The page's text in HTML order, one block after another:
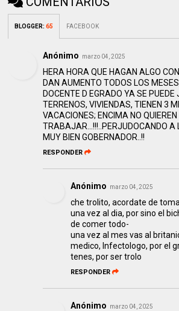
BLOGGER:65 FACEBOOK
Anónimo marzo 04, 2025
HERA HORA QUE HAGAN ALGO
DAN AUMENTO TODOS LOS
DOCENTE D EGRADO YA SE PUEDE
TERRENOS, VIVIENDAS, TIENEN 3
VACACIONES; ENCIMA NO QUIEREN
TRABAJAR...!!!..PERJUDOCANDO A
MUY BIEN GOBERNADOR..!!
RESPONDER
Anónimo marzo 04, 2025
che trolito, acordate de
una vez al dia, por sino el
de comer todo-
una vez al mes vas al
medico, Infectologo, por el
tenes, por ser trolo
RESPONDER
Anónimo marzo 04, 2025